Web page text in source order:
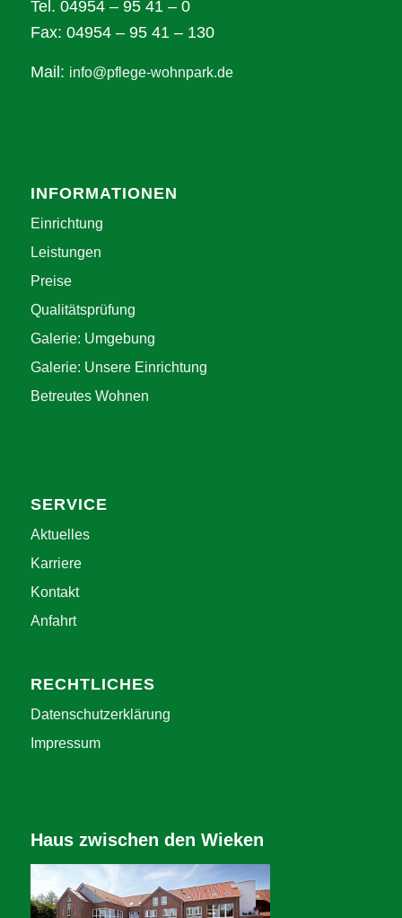
Tel. 04954 – 95 41 – 0
Fax: 04954 – 95 41 – 130
Mail: info@pflege-wohnpark.de
INFORMATIONEN
Einrichtung
Leistungen
Preise
Qualitätsprüfung
Galerie: Umgebung
Galerie: Unsere Einrichtung
Betreutes Wohnen
SERVICE
Aktuelles
Karriere
Kontakt
Anfahrt
RECHTLICHES
Datenschutzerklärung
Impressum
Haus zwischen den Wieken